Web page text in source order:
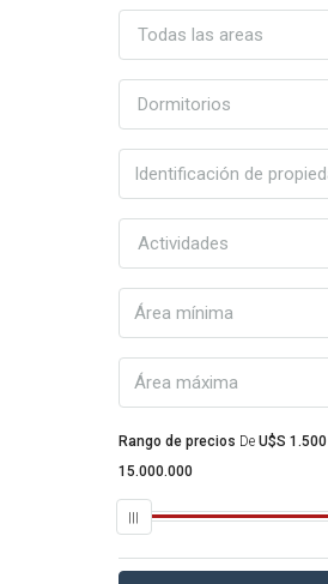
Todas las areas
Dormitorios
Actividades
Rango de precios De U$S 1.500
15.000.000